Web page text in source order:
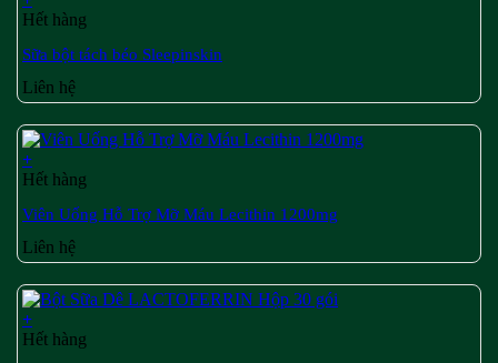
Hết hàng
Sữa bột tách béo Sleepinskin
Liên hệ
+
Hết hàng
Viên Uống Hỗ Trợ Mỡ Máu Lecithin 1200mg
Liên hệ
+
Hết hàng